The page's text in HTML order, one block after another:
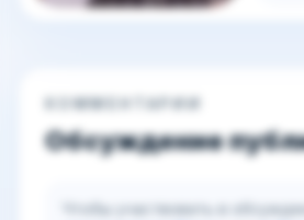
КОММЕНТАРИИ
Обсуждение
Чтобы участвовать в